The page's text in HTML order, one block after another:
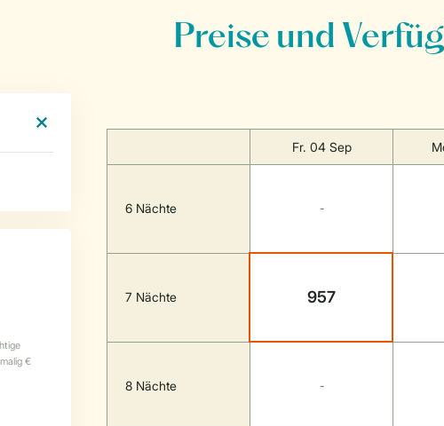
Preise und
Fr. 04 Sep
6 Nächte -
7 Nächte 957
8 Nächte -